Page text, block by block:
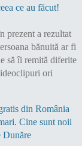
ce au făcut!
prezent a rezultat
bănuită ar fi
să îi remită diferite
ori
din România
Cine sunt noii
Dunăre